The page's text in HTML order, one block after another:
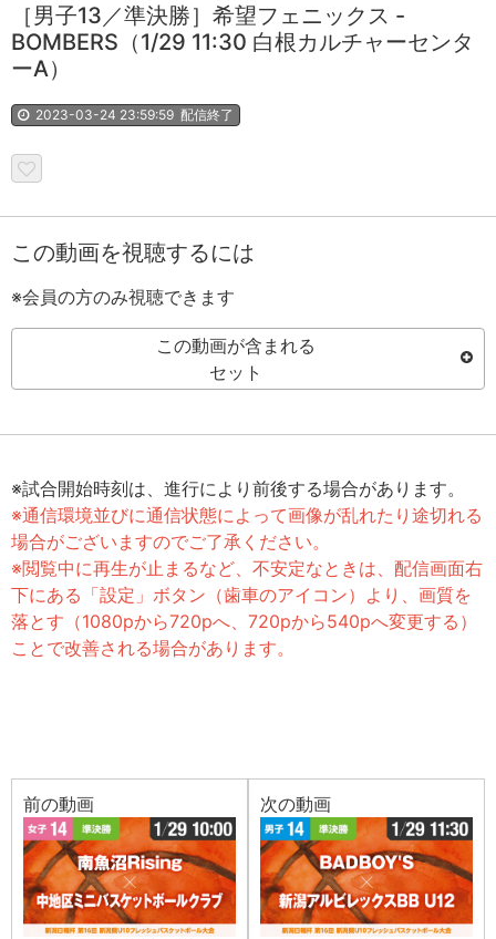
［男子13／準決勝］希望フェニックス -
BOMBERS（1/29 11:30 白根カルチャーセンタ
ーA）
2023-03-24 23:59:59 配信終了
この動画を視聴するには
※会員の方のみ視聴できます
この動画が含まれる
セット
※試合開始時刻は、進行により前後する場合があります。
※通信環境並びに通信状態によって画像が乱れたり途切れる
場合がございますのでご了承ください。
※閲覧中に再生が止まるなど、不安定なときは、配信画面右
下にある「設定」ボタン（歯車のアイコン）より、画質を
落とす（1080pから720pへ、720pから540pへ変更する）
ことで改善される場合があります。
前の動画 次の動画